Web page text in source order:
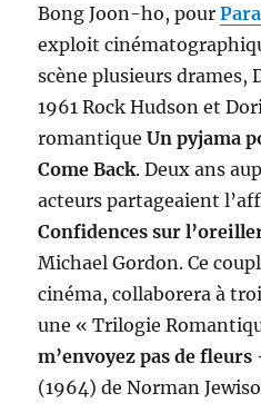
Bong Joon-ho, pour
exploit
scène plusieurs drames,
1961 Rock Hudson et
romantiqueUn pyjama
Come Back. Deux ans
acteurs partageaient
Confidences sur
Michael Gordon. Ce
cinéma, collaborera à
une « Trilogie
m’envoyez pas de
(1964) de Norman